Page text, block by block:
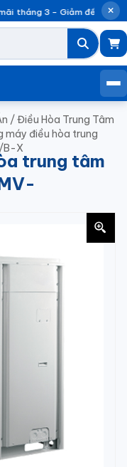
tháng 3 – Giảm đến
/Điều Hòa Trung Tâm
máy điều hòa trung
B-X
trung tâm